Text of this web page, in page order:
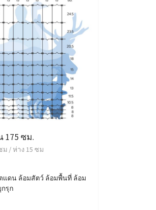
175 ซม.
ม / ห่าง 15 ซม
แดน ล้อมสัตว์ ล้อมพื้นที่ ล้อม
รุก